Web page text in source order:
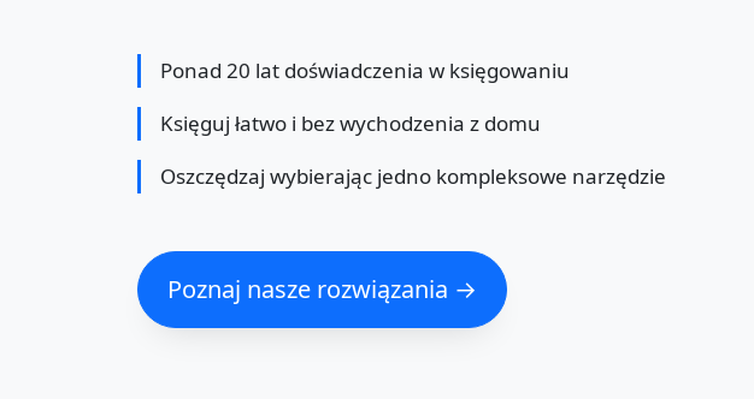
Ponad 20 lat doświadczenia w księgowaniu
Księguj łatwo i bez wychodzenia z domu
Oszczędzaj wybierając jedno kompleksowe narzędzie
Poznaj nasze rozwiązania →